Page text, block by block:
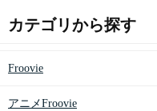
カテゴリから探す
Froovie
アニメFroovie